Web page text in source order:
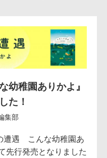
幼稚園ありかよ』
た！
集部
遭遇 こんな幼稚園あ
先行発売となりました